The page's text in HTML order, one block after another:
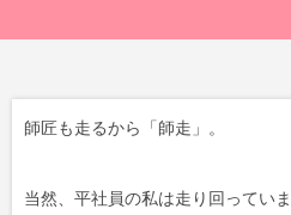
師匠も走るから「師走」。
当然、平社員の私は走り回ってい